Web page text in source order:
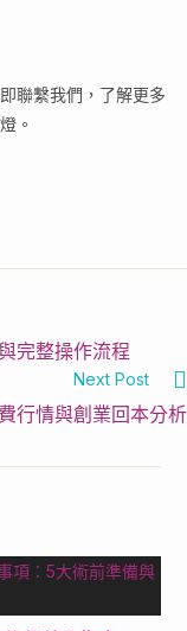
聯繫我們，了解更多
。
完整操作流程
Next Post
行情與創業回本分析